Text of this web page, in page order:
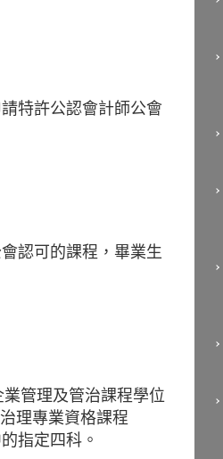
特許公認會計師公會
認可的課程，畢業生
管理及管治課程學位
理專業資格課程
指定四科。